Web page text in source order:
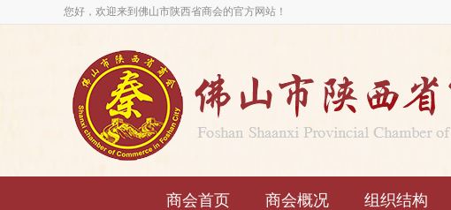
您好，欢迎来到佛山市陕西省商会的官方网站！
商会首页 商会概况 组织结构